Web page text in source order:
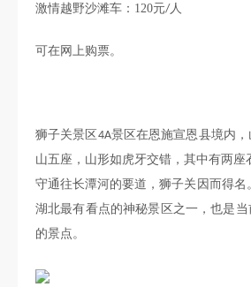
激情越野沙滩车： 120元/人
可在网上购票。
狮子关景区4A景区在恩施宣恩县境内
山五座，山形如虎牙交错，其中有两座
守通往长潭河的要道，狮子关因而得名
湖北最有看点的神秘景区之一，也是
的景点。